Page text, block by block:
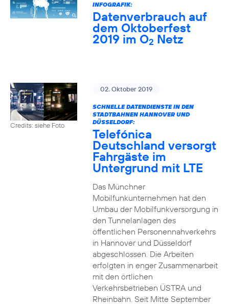
INFOGRAFIK:
Datenverbrauch auf
dem Oktoberfest
2019 im O2 Netz
Credits: siehe Foto
02. Oktober 2019
SCHNELLE DATENDIENSTE IN DEN
STADTBAHNEN HANNOVER UND
DÜSSELDORF:
Telefónica
Deutschland versorgt
Fahrgäste im
Untergrund mit LTE
Das Münchner
Mobilfunkunternehmen hat den
Umbau der Mobilfunkversorgung in
den Tunnelanlagen des
öffentlichen Personennahverkehrs
in Hannover und Düsseldorf
abgeschlossen. Die Arbeiten
erfolgten in enger Zusammenarbeit
mit den örtlichen
Verkehrsbetrieben ÜSTRA und
Rheinbahn. Seit Mitte September